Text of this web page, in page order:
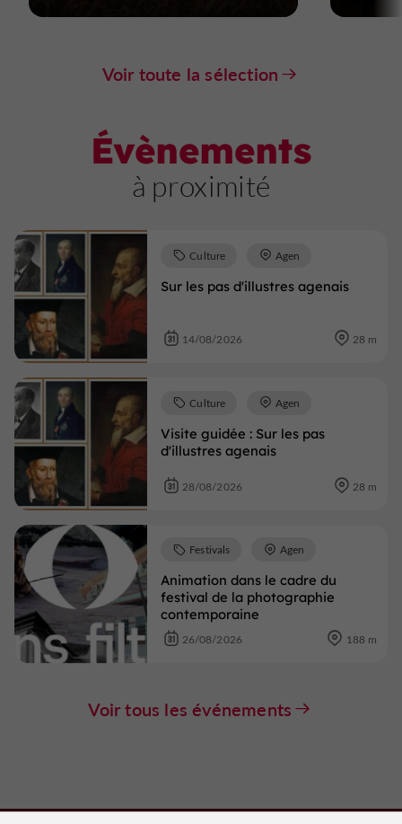
Voir toute la sélection
Évènements
à proximité
Sur les pas d'illustres agenais
Culture Agen
14/08/2026 28 m
Visite guidée : Sur les pas
d'illustres agenais
Culture Agen
28/08/2026 28 m
Animation dans le cadre du
festival de la photographie
contemporaine
Festivals Agen
26/08/2026 188 m
Voir tous les événements